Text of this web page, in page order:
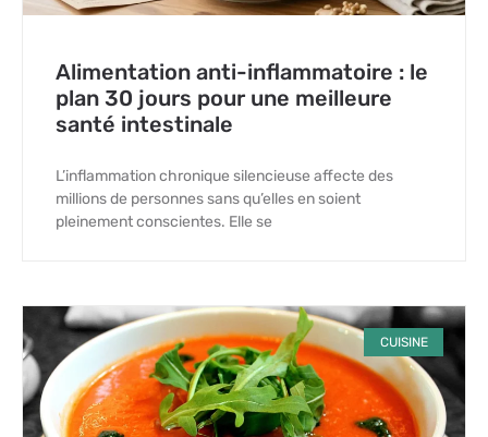
Alimentation anti-inflammatoire : le
plan 30 jours pour une meilleure
santé intestinale
L’inflammation chronique silencieuse affecte des
millions de personnes sans qu’elles en soient
pleinement conscientes. Elle se
CUISINE